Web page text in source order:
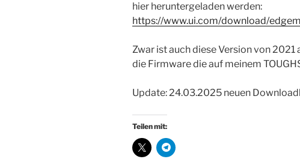
hier heruntergeladen werden:
https://www.ui.com/download/
Zwar ist auch diese Version von
die Firmware die auf meinem
Update: 24.03.2025 neuen
Teilen mit: